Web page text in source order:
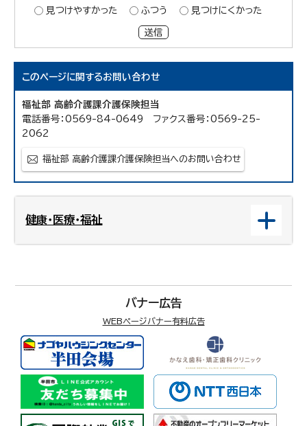
見つけやすかった
ふつう 見つけにくかった
送信
このページに関するお問い合わせ
福祉部 高齢介護課介護保険担当
電話番号：0569-84-0649 ファクス番号：0569-25-
2062
福祉部 高齢介護課介護保険担当へのお問い合わせ
健康・医療・福祉
バナー広告
WEBページバナー有料広告